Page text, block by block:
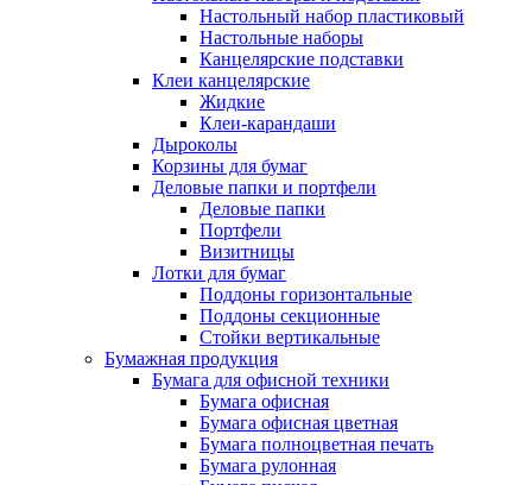
Настольный набор пластиковый
Настольные наборы
Канцелярские подставки
Клеи канцелярские
Жидкие
Клеи-карандаши
Дыроколы
Корзины для бумаг
Деловые папки и портфели
Деловые папки
Портфели
Визитницы
Лотки для бумаг
Поддоны горизонтальные
Поддоны секционные
Стойки вертикальные
Бумажная продукция
Бумага для офисной техники
Бумага офисная
Бумага офисная цветная
Бумага полноцветная печать
Бумага рулонная